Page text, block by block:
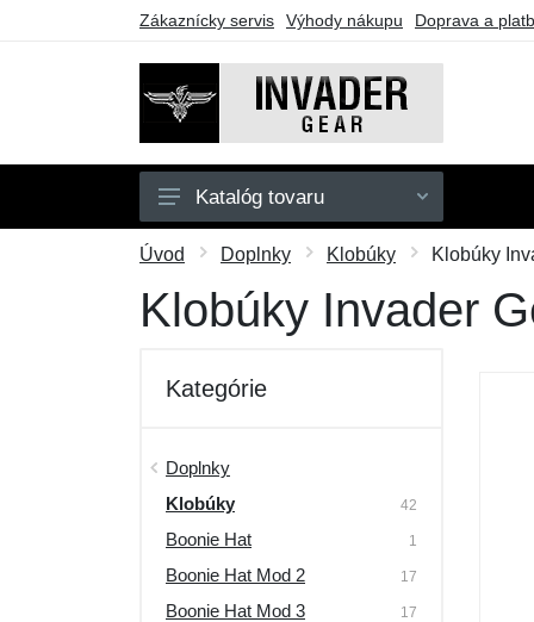
Zákaznícky servis Výhody nákupu Doprava a
Pánske
Doplnky
Taktické vybavenie
Výpredaj
Katalóg tovaru
Úvod Doplnky Klobúky Klobúky
Klobúky Invader
Kategórie
Doplnky
Klobúky
42
Boonie Hat 1
Boonie Hat Mod 2 17
Boonie Hat Mod 3 17